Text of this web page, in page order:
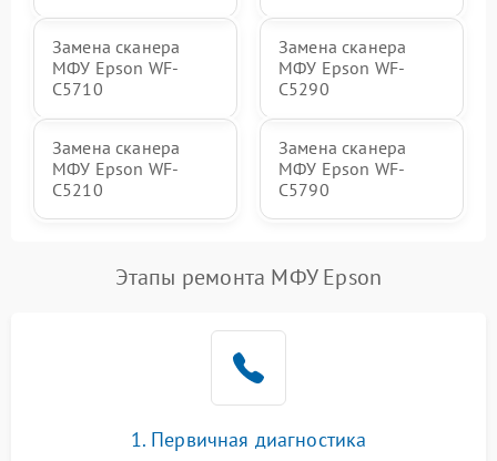
Замена сканера
МФУ Epson WF-
C5710
Замена сканера
МФУ Epson WF-
C5290
Замена сканера
МФУ Epson WF-
C5210
Замена сканера
МФУ Epson WF-
C5790
Этапы ремонта МФУ Epson
1. Первичная диагностика